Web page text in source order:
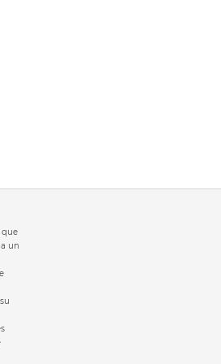
que
un